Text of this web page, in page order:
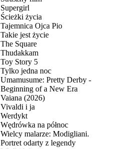
Supergirl
Ścieżki życia
Tajemnica Ojca Pio
Takie jest życie
The Square
Thudakkam
Toy Story 5
Tylko jedna noc
Umamusume: Pretty Derby -
Beginning of a New Era
Vaiana (2026)
Vivaldi i ja
Werdykt
Wędrówka na północ
Wielcy malarze: Modigliani.
Portret odarty z legendy